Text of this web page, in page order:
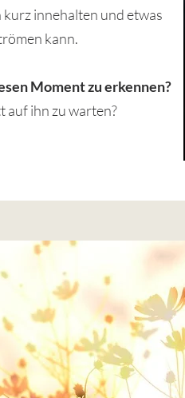
innehalten und etwas
kann.
Moment zu erkennen?
auf ihn zu warten?